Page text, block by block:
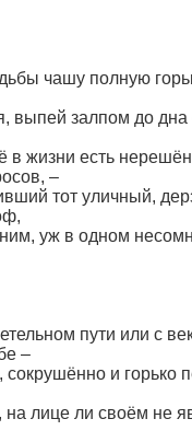
чашу полную
выпей залпом до дна
в жизни есть
–
тот уличный,
уж в одном
пути или с
–
и горько
лице ли своём не